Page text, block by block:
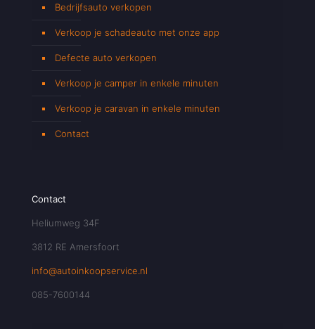
Bedrijfsauto verkopen
Verkoop je schadeauto met onze app
Defecte auto verkopen
Verkoop je camper in enkele minuten
Verkoop je caravan in enkele minuten
Contact
Contact
Heliumweg 34F
3812 RE Amersfoort
info@autoinkoopservice.nl
085-7600144